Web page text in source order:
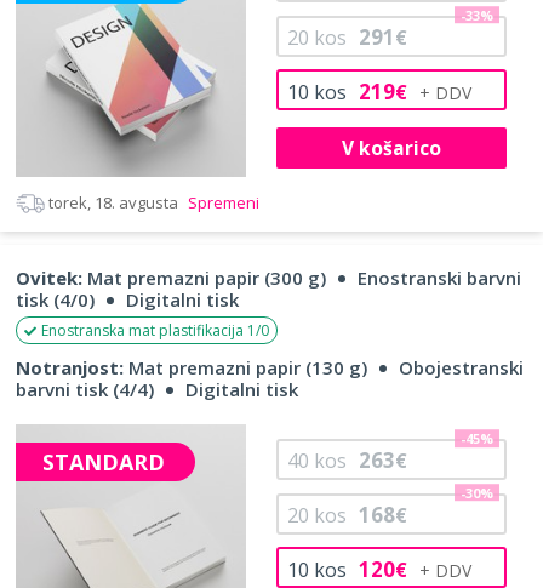
10 kos 219€
20 kos 291€
-33%
V košarico
torek, 18. avgusta Spremeni
Ovitek: Mat premazni papir (300 g)
Enostranski barvni
tisk (4/0)
Digitalni tisk
Enostranska mat plastifikacija 1/0
Notranjost: Mat premazni papir (130 g)
Obojestranski
barvni tisk (4/4)
Digitalni tisk
STANDARD
10 kos 120€
20 kos 168€
-30%
40 kos 263€
-45%